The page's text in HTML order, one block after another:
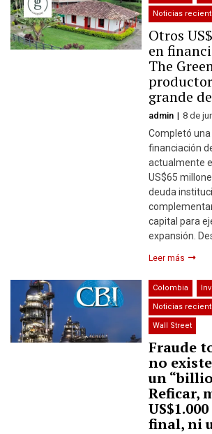
Noticias
Otros
en
The
grande
admin 8 de
Completó
financiación
actualmente
US$65
deuda
capital para
expansión.
Leer más
Colombia
Noticias
Wall Street
Fraude
no
un
Reficar,
final, ni